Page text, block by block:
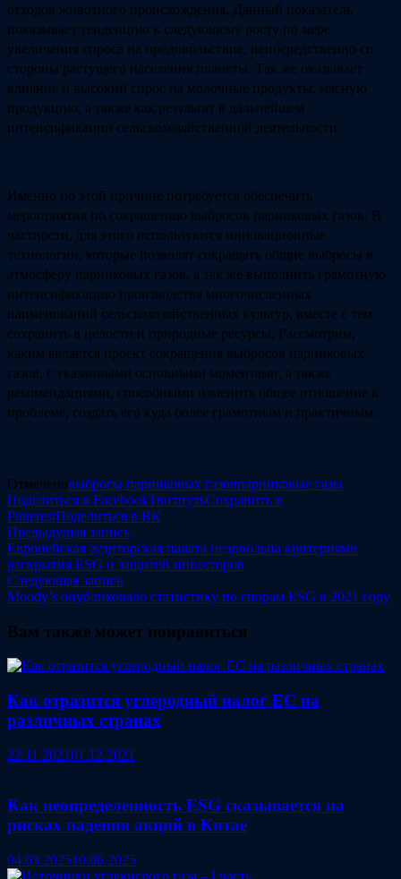
отходов животного происхождения. Данный показатель
показывает тенденцию к следующему росту по мере
увеличения спроса на продовольствие, непосредственно со
стороны растущего населения планеты. Так же оказывает
влияние и высокий спрос на молочные продукты, мясную
продукцию, а также как результат в дальнейшем
интенсификации сельскохозяйственной деятельности.
Именно по этой причине потребуется обеспечить
мероприятия по сокращению выбросов парниковых газов. В
частности, для этого используются инновационные
технологии, которые позволят сокращать общие выбросы в
атмосферу парниковых газов, а так же выполнить грамотную
интенсификацию производства многочисленных
наименований сельскохозяйственных культур, вместе с тем
сохранить в целости и природные ресурсы. Рассмотрим,
каким является проект сокращения выбросов парниковых
газов, с указанными основными моментами, а также
рекомендациями, способными изменить общее отношение к
проблеме, создать его куда более грамотным и практичным.
Отмеченовыбросы парниковых газовпарниковые газы
Поделиться в FacebookТвитнутьСохранить в
PinterestПоделиться в ВК
Навигация
по
записям
Предыдущая записьПредыдущая
запись:
Европейская аудиторская палата недовольна критериями
раскрытия ESG и защитой инвесторов
Следующая записьСледующая
запись:
Moody’s опубликовало статистику по спорам ESG в 2021 году
Вам также может понравиться
Как отразится углеродный налог ЕС на
различных странах
22.11.202101.12.2021
Как неопределенность ESG сказывается на
рисках падения акций в Китае
04.03.202510.06.2025